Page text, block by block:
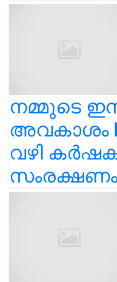
നമ്മുടെ
അവകാശം
വഴി
സംരക്ഷണം